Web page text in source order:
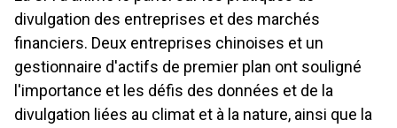
divulgation des entreprises et des marchés
financiers. Deux entreprises chinoises et un
gestionnaire d'actifs de premier plan ont souligné
l'importance et les défis des données et de la
divulgation liées au climat et à la nature, ainsi que la